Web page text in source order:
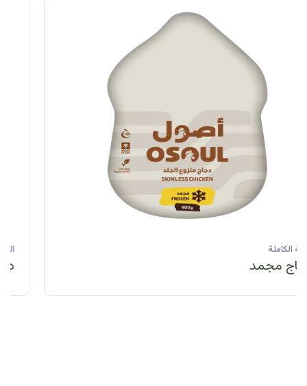
الحبة الكاملة
دجاج مبرد